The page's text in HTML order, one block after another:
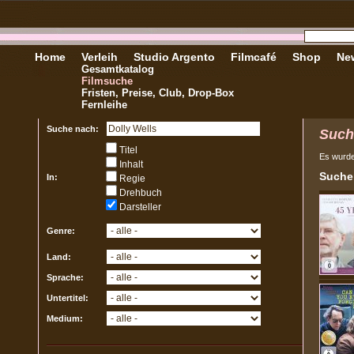
Home Verleih
Gesamtkatalog
Filmsuche
Fristen, Preise, Club, Drop-Box
Fernleihe
Studio Argento Filmcafé Shop
Suche nach:
In:
Titel
Inhalt
Regie
Drehbuch
Darsteller
Genre:
Land:
Sprache:
Untertitel:
Medium:
Es